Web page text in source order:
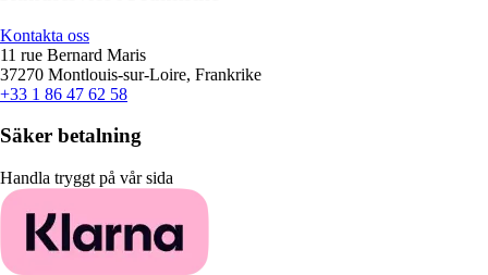
Kontakta oss
11 rue Bernard Maris
37270 Montlouis-sur-Loire, Frankrike
+33 1 86 47 62 58
Säker betalning
Handla tryggt på vår sida